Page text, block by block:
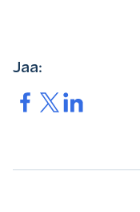
Jaa:
Jaa. Jaa.Jaa.